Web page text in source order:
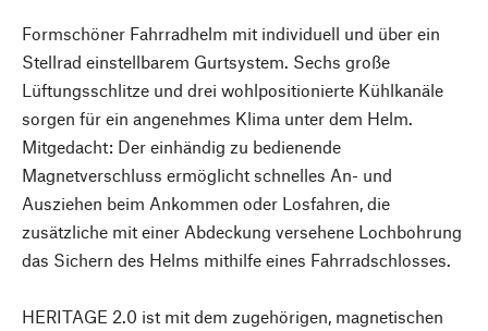
Formschöner Fahrradhelm mit individuell und über ein
Stellrad einstellbarem Gurtsystem. Sechs große
Lüftungsschlitze und drei wohlpositionierte Kühlkanäle
sorgen für ein angenehmes Klima unter dem Helm.
Mitgedacht: Der einhändig zu bedienende
Magnetverschluss ermöglicht schnelles An- und
Ausziehen beim Ankommen oder Losfahren, die
zusätzliche mit einer Abdeckung versehene Lochbohrung
das Sichern des Helms mithilfe eines Fahrradschlosses.
HERITAGE 2.0 ist mit dem zugehörigen, magnetischen